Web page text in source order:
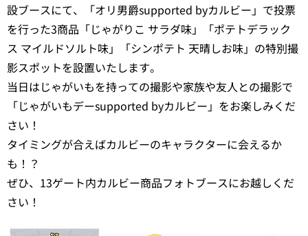
設ブースにて、「オリ男爵supported byカルビー」で投票
を行った3商品「じゃがりこ サラダ味」「ポテトデラック
ス マイルドソルト味」「シンポテト 天晴しお味」の特別撮
影スポットを設置いたします。
当日はじゃがいもを持っての撮影や家族や友人との撮影で
「じゃがいもデーsupported byカルビー」をお楽しみくだ
さい！
タイミングが合えばカルビーのキャラクターに会えるか
も！？
ぜひ、13ゲート内カルビー商品フォトブースにお越しくだ
さい！